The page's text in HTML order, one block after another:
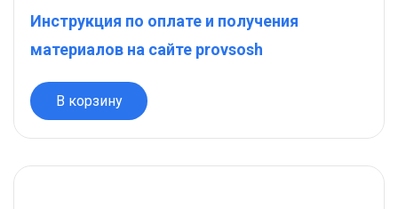
Инструкция по оплате и получения
материалов на сайте provsosh
В корзину